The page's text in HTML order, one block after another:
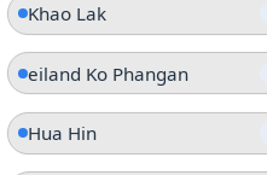
Khao Lak
eiland Ko Phangan
Hua Hin